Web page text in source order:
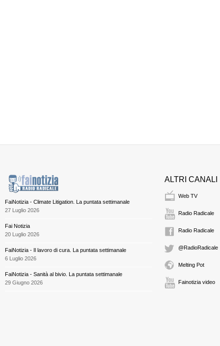
FaiNotizia - Climate Litigation. La puntata settimanale
27 Luglio 2026
Fai Notizia
20 Luglio 2026
FaiNotizia - Il lavoro di cura. La puntata settimanale
6 Luglio 2026
FaiNotizia - Sanità al bivio. La puntata settimanale
29 Giugno 2026
ALTRI CANALI
Web TV
Radio Radicale
Radio Radicale
@RadioRadicale
Melting Pot
Fainotizia video